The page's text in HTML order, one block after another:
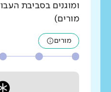
ומוגנים בסביבת
מורים)
מורים